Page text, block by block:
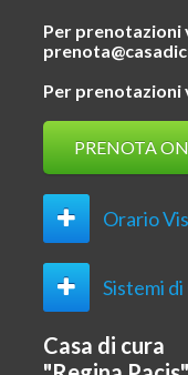
Per prenotazioni
Per prenotazioni
PRENOTA
Orario
Sistemi
Casa di cura